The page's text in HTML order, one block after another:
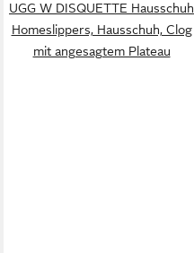
UGG W DISQUETTE Hausschuh
Homeslippers, Hausschuh, Clog
mit angesagtem Plateau